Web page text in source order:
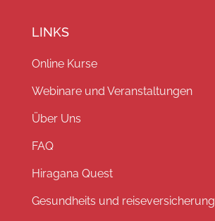
LINKS
Online Kurse
Webinare und Veranstaltungen
Über Uns
FAQ
Hiragana Quest
Gesundheits und reiseversicherung